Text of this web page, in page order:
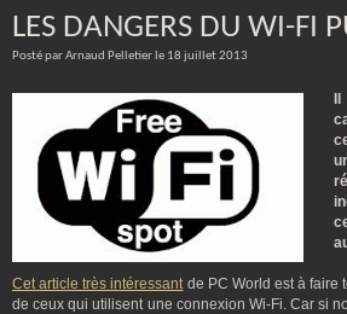
LES DANGERS DU WI-FI
Posté par Arnaud Pelletier le 18 juillet 2013
Cet article très intéressantde PC World est à faire
de ceux qui utilisent une connexion Wi-Fi. Car si